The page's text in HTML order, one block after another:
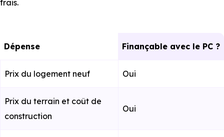
frais.
Dépense Finançable avec le PC ?
Prix du logement neuf Oui
Prix du terrain et coût de
construction
Oui